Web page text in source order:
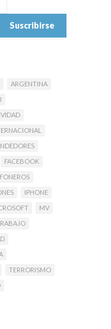
ARGENTINA
FACEBOOK
FONEROS
IPHONE
MV
TERRORISMO